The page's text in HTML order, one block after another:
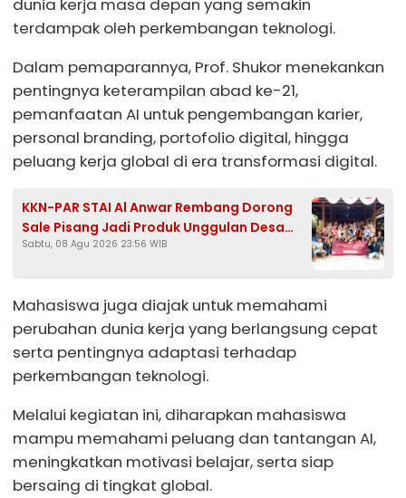
dunia kerja masa depan yang semakin
terdampak oleh perkembangan teknologi.
Dalam pemaparannya, Prof. Shukor menekankan
pentingnya keterampilan abad ke-21,
pemanfaatan AI untuk pengembangan karier,
personal branding, portofolio digital, hingga
peluang kerja global di era transformasi digital.
KKN-PAR STAI Al Anwar Rembang Dorong
Sale Pisang Jadi Produk Unggulan Desa
Bondol Bojonegoro
Sabtu, 08 Agu 2026 23:56 WIB
Mahasiswa juga diajak untuk memahami
perubahan dunia kerja yang berlangsung cepat
serta pentingnya adaptasi terhadap
perkembangan teknologi.
Melalui kegiatan ini, diharapkan mahasiswa
mampu memahami peluang dan tantangan AI,
meningkatkan motivasi belajar, serta siap
bersaing di tingkat global.